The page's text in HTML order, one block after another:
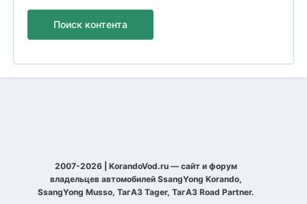
Поиск контента
2007-2026 | KorandoVod.ru — сайт и форум
владельцев автомобилей SsangYong Korando,
SsangYong Musso, ТагАЗ Tager, ТагАЗ Road Partner.